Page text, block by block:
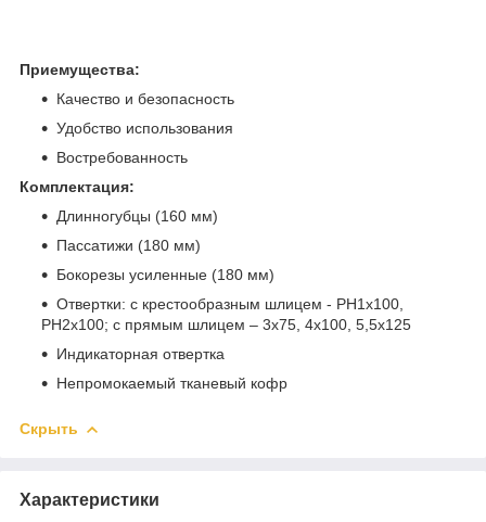
Приемущества:
Качество и безопасность
Удобство использования
Востребованность
Комплектация:
Длинногубцы (160 мм)
Пассатижи (180 мм)
Бокорезы усиленные (180 мм)
Отвертки: с крестообразным шлицем - PH1х100,
РН2х100; с прямым шлицем – 3х75, 4х100, 5,5х125
Индикаторная отвертка
Непромокаемый тканевый кофр
Скрыть
Характеристики